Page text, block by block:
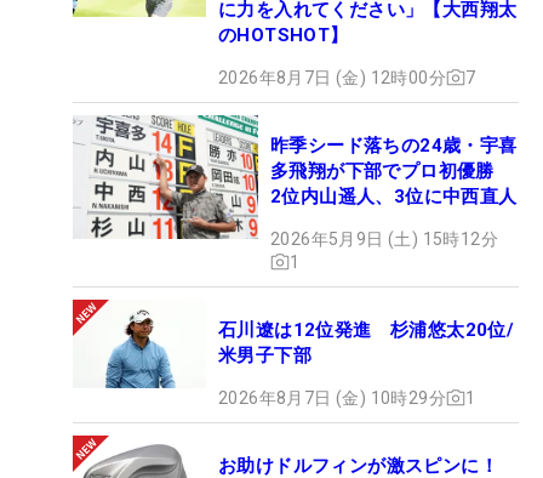
に力を入れてください」【大西翔太
のHOTSHOT】
2026年8月7日 (金) 12時00分 7
昨季シード落ちの24歳・宇喜
多飛翔が下部でプロ初優勝
2位内山遥人、3位に中西直人
2026年5月9日 (土) 15時12分
1
石川遼は12位発進 杉浦悠太20位/
米男子下部
2026年8月7日 (金) 10時29分 1
お助けドルフィンが激スピンに！